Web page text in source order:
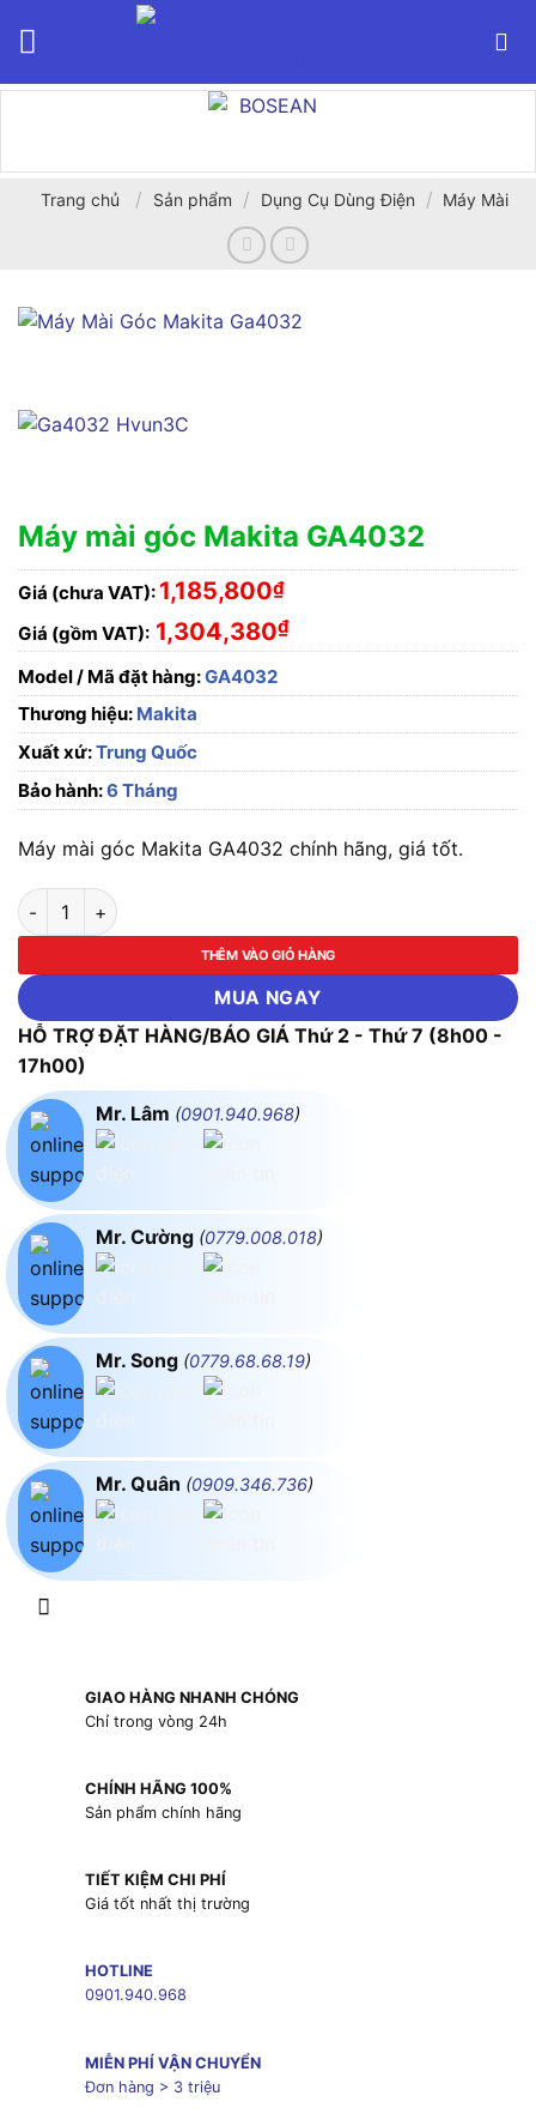
Trang chủ / Sản phẩm / Dụng Cụ Dùng Điện / Máy Mài
Máy mài góc Makita GA4032
Giá (chưa VAT): 1,185,800₫
Giá (gồm VAT): 1,304,380₫
Model / Mã đặt hàng:GA4032
Thương hiệu: Makita
Xuất xứ:Trung Quốc
Bảo hành:6 Tháng
Máy mài góc Makita GA4032 chính hãng, giá tốt.
Máy mài góc Makita GA4032 số lượng
THÊM VÀO GIỎ HÀNG
MUA NGAY
HỖ TRỢ ĐẶT HÀNG/BÁO GIÁ Thứ 2 - Thứ 7 (8h00 -
17h00)
Mr. Lâm (0901.940.968)
Mr. Cường (0779.008.018)
Mr. Song (0779.68.68.19)
Mr. Quân (0909.346.736)
GIAO HÀNG NHANH CHÓNG
Chỉ trong vòng 24h
CHÍNH HÃNG 100%
Sản phẩm chính hãng
TIẾT KIỆM CHI PHÍ
Giá tốt nhất thị trường
HOTLINE
0901.940.968
MIỄN PHÍ VẬN CHUYỂN
Đơn hàng > 3 triệu